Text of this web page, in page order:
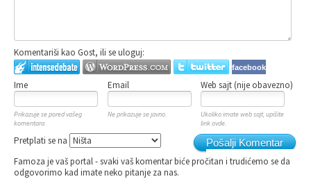
Komentariši kao Gost, ili se uloguj:
facebook
Ime Email Web sajt (nije obavezno)
Prikazuje se pored vašeg
komentara.
Ne prikazuje se javno.
Ukoliko imate web sajt, upišite
link ovde.
Pošalji Komentar
Pretplati se na
Famoza je vaš portal - svaki vaš komentar biće pročitan i trudićemo se da
odgovorimo kad imate neko pitanje za nas.